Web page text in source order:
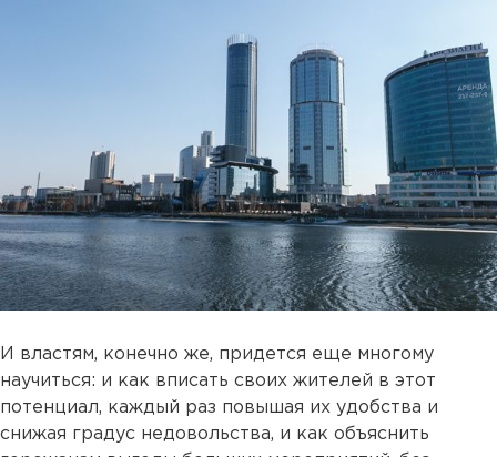
И властям, конечно же, придется еще многому
научиться: и как вписать своих жителей в этот
потенциал, каждый раз повышая их удобства и
снижая градус недовольства, и как объяснить